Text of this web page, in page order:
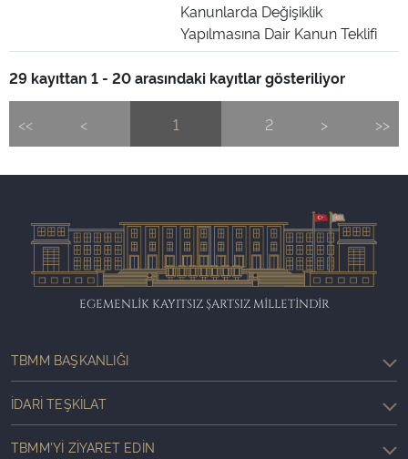
Kanunlarda Değişiklik
Yapılmasına Dair Kanun Teklifi
29 kayıttan 1 - 20 arasındaki kayıtlar gösteriliyor
<< < 1 2 > >>
EGEMENLİK KAYITSIZ ŞARTSIZ MİLLETİNDİR
TBMM BAŞKANLIĞI
İDARI TEŞKILAT
TBMM'YI ZIYARET EDIN